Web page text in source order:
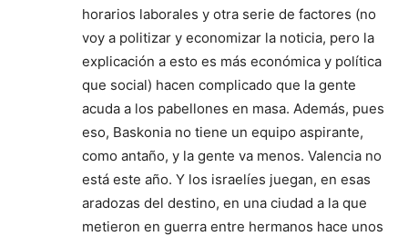
horarios laborales y otra serie de factores (no
voy a politizar y economizar la noticia, pero la
explicación a esto es más económica y política
que social) hacen complicado que la gente
acuda a los pabellones en masa. Además, pues
eso, Baskonia no tiene un equipo aspirante,
como antaño, y la gente va menos. Valencia no
está este año. Y los israelíes juegan, en esas
aradozas del destino, en una ciudad a la que
metieron en guerra entre hermanos hace unos